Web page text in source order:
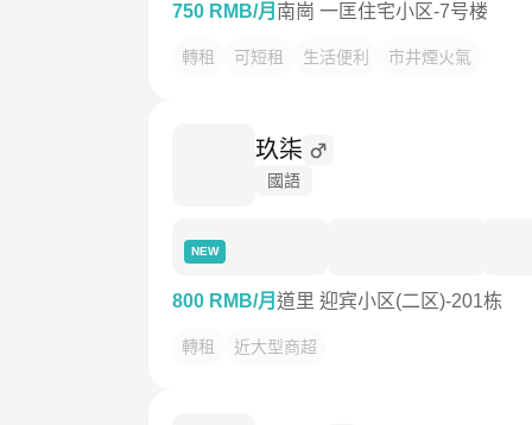
750 RMB/月 南崗 一匡住宅小区-7号楼
轉租 可短租 生活便利 市井煙火氣
玖柒
國語
NEW
800 RMB/月 道里 迎宾小区(二区)-201栋
轉租 近大型商超